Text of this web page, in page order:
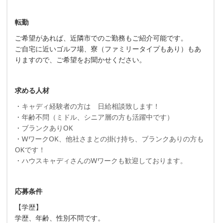
転勤
ご希望があれば、近隣市でのご勤務もご紹介可能です。
ご自宅に近いゴルフ場、寮（ファミリータイプもあり）もあ
りますので、ご希望をお聞かせください。
求める人材
・キャディ経験者の方は 日給相談致します！
・年齢不問（ミドル、シニア層の方も活躍中です）
・ブランクありOK
・WワークOK、他社さまとの掛け持ち、ブランクありの方も
OKです！
・ハウスキャディさんのWワークも歓迎しております。
応募条件
【学歴】
学歴、年齢、性別不問です。